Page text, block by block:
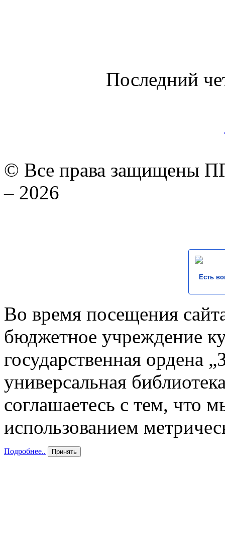
Последний
© Все права защищены
– 2026
Есть
Во время посещения
бюджетное учреждение
государственная ордена
универсальная
соглашаетесь с тем, что
использованием
Подробнее.. Принять